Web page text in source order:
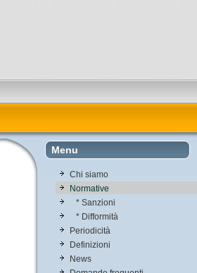
Menu
Chi siamo
Normative
* Sanzioni
* Difformità
Periodicità
Definizioni
News